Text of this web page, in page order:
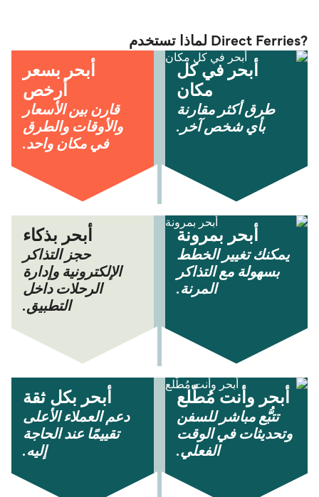
?Direct Ferries لماذا تستخدم
أبحر في كل
مكان
طرق أكثر مقارنة
بأي شخص آخر.
أبحر بسعر
أرخص
قارن بين الأسعار
والأوقات والطرق
في مكان واحد.
أبحر بمرونة
يمكنك تغيير الخطط
بسهولة مع التذاكر
المرنة.
أبحر بذكاء
حجز التذاكر
الإلكترونية وإدارة
الرحلات داخل
التطبيق.
أبحر وأنت مُطّلع
تتبُّع مباشر للسفن
وتحديثات في الوقت
الفعلي.
أبحر بكل ثقة
دعم العملاء الأعلى
تقييمًا عند الحاجة
إليه.